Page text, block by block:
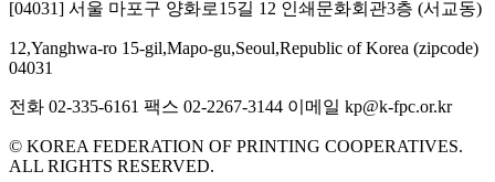
[04031] 서울 마포구 양화로15길 12 인쇄문화회관3층 (서교동)
12,Yanghwa-ro 15-gil,Mapo-gu,Seoul,Republic of Korea (zipcode)
04031
전화 02-335-6161 팩스 02-2267-3144 이메일 kp@k-fpc.or.kr
© KOREA FEDERATION OF PRINTING COOPERATIVES.
ALL RIGHTS RESERVED.